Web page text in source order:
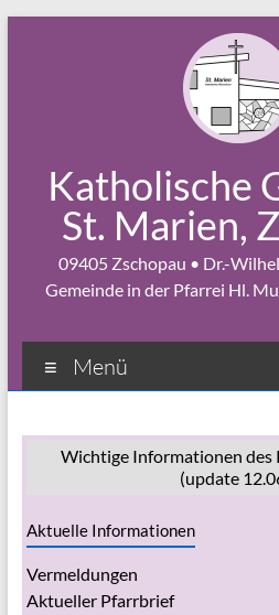
Katholische
St. Marien,
09405 Zschopau • Dr.-
Gemeinde in der Pfarrei Hl.
Menü
Wichtige Informationen
(update
Aktuelle Informationen
Vermeldungen
Aktueller Pfarrbrief